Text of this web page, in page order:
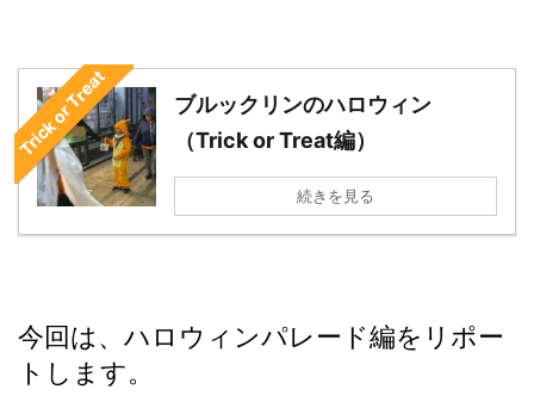
Trick or Treat
ブルックリンのハロウィン
（Trick or Treat編）
続きを見る
今回は、ハロウィンパレード編をリポー
トします。